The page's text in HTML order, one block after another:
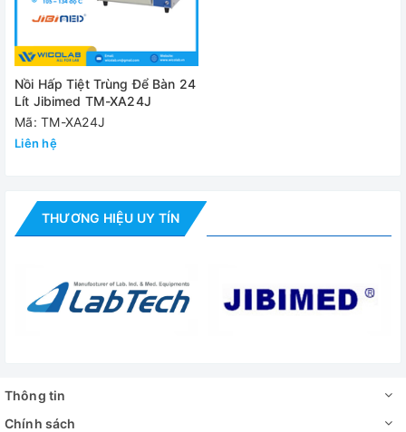
Kích thước tổng
thể (mm)
Kích thước vận
chuyển（mm）
Khối lượng
Đánh giá
Nồi Hấp Tiệt Trùng Để Bàn 24
Lít Jibimed TM-XA24J
Mã: TM-XA24J
Liên hệ
THƯƠNG HIỆU UY TÍN
Thông tin
Chính sách